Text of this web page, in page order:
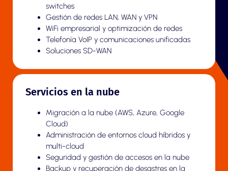
switches
Gestión de redes LAN, WAN y VPN
WiFi empresarial y optimización de redes
Telefonía VoIP y comunicaciones unificadas
Soluciones SD-WAN
Servicios en la nube
Migración a la nube (AWS, Azure, Google
Cloud)
Administración de entornos cloud híbridos y
multi-cloud
Seguridad y gestión de accesos en la nube
Backup y recuperación de desastres en la